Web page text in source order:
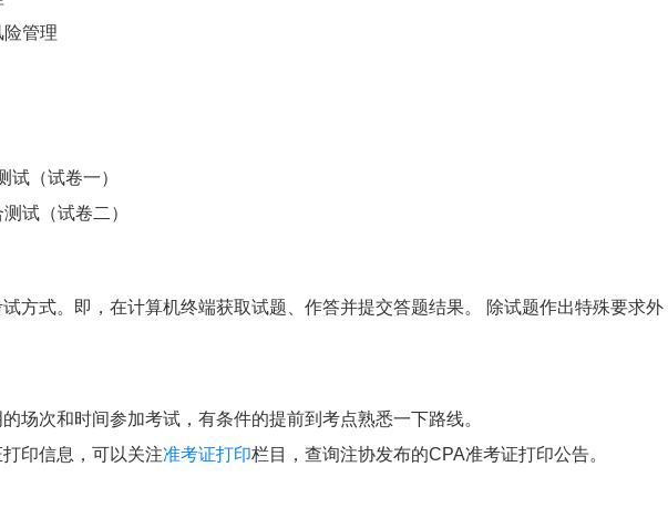
管理
试（试卷一）
试（试卷二）
方式。即，在计算机终端获取试题、作答并提交答题结果。 除试题作出特殊要求外
场次和时间参加考试，有条件的提前到考点熟悉一下路线。
印信息，可以关注准考证打印栏目，查询注协发布的CPA准考证打印公告。